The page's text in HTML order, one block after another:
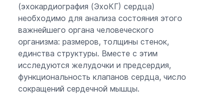
(эхокардиография (ЭхоКГ) сердца)
необходимо для анализа состояния этого
важнейшего органа человеческого
организма: размеров, толщины стенок,
единства структуры. Вместе с этим
исследуются желудочки и предсердия,
функциональность клапанов сердца, число
сокращений сердечной мышцы.